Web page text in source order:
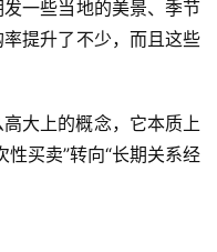
一些当地的美景、季节
提升了不少，而且这些
大上的概念，它本质上
买卖”转向“长期关系经